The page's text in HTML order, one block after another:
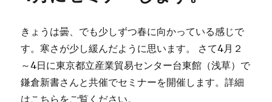
きょうは曇、でも少しずつ春に向かっている感じで
す。寒さが少し緩んだように思います。 さて4月２
～4日に東京都立産業貿易センター台東館（浅草）で
鎌倉新書さんと共催でセミナーを開催します。詳細
はこちらをご覧ください。